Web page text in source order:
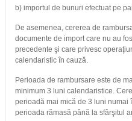
b) importul de bunuri efectuat pe
De asemenea, cererea de
documente de import care nu au
precedente şi care privesc
calendaristic în cauză.
Perioada de rambursare este de
minimum 3 luni calendaristice.
perioadă mai mică de 3 luni numai
perioada rămasă până la sfârşitul